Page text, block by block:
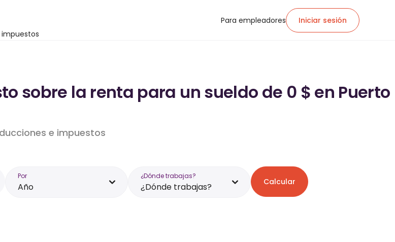
Para empleadores Iniciar sesión
sobre la renta para un sueldo de 0 $ en Puerto
e impuestos
Por
Año
¿Dónde trabajas?
¿Dónde trabajas? Calcular